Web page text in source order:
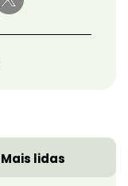
Mais lidas